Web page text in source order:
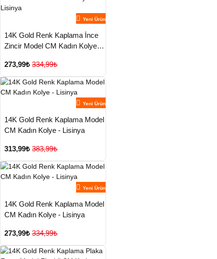
Yeni Ürün
14K Gold Renk Kaplama İnce
Zincir Model CM Kadın Kolye -
273,99₺ 334,99₺
Yeni Ürün
14K Gold Renk Kaplama Model
CM Kadın Kolye - Lisinya
313,99₺ 383,99₺
Yeni Ürün
14K Gold Renk Kaplama Model
CM Kadın Kolye - Lisinya
273,99₺ 334,99₺